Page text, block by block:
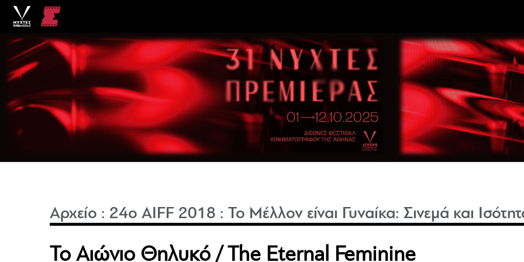
Αρχείο : 24o AIFF 2018 :Το Μέλλον είναι Γυναίκα: Σινεμά και
Το Αιώνιο Θηλυκό / The Eternal Feminine